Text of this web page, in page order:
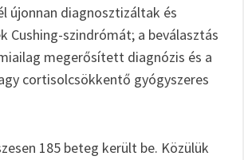
újonnan diagnosztizáltak és
Cushing-szindrómát; a beválasztás
megerősített diagnózis és a
cortisolcsökkentő gyógyszeres
185 beteg került be. Közülük